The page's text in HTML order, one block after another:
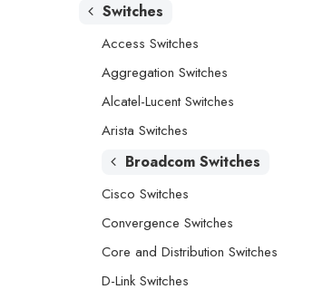
Switches
Access Switches
Aggregation Switches
Alcatel-Lucent Switches
Arista Switches
Broadcom Switches
Cisco Switches
Convergence Switches
Core and Distribution Switches
D-Link Switches